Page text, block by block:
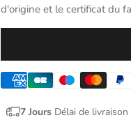
d'origine et le certificat du
7 Jours Délai de livraison